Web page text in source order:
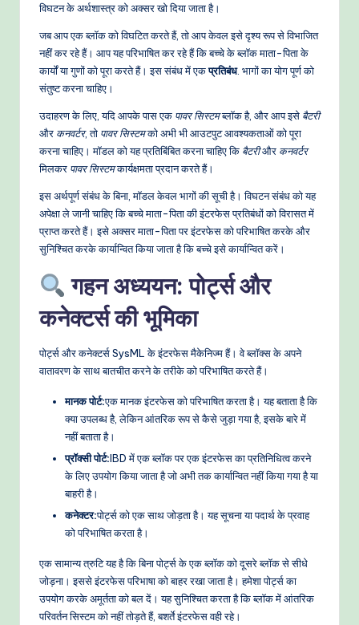
विघटन के अर्थशास्त्र को अक्सर खो दिया जाता है।
जब आप एक ब्लॉक को विघटित करते हैं, तो आप केवल इसे दृश्य रूप से विभाजित
नहीं कर रहे हैं। आप यह परिभाषित कर रहे हैं कि बच्चे के ब्लॉक माता-पिता के
कार्यों या गुणों को पूरा करते हैं। इस संबंध में एकप्रतिबंध. भागों का योग पूर्ण को
संतुष्ट करना चाहिए।
उदाहरण के लिए, यदि आपके पास एक पावर सिस्टमब्लॉक है, और आप इसे बैटरी
और कनवर्टर, तो पावर सिस्टमको अभी भी आउटपुट आवश्यकताओं को पूरा
करना चाहिए। मॉडल को यह प्रतिबिंबित करना चाहिए कि बैटरीऔर कनवर्टर
मिलकर पावर सिस्टमकार्यक्षमता प्रदान करते हैं।
इस अर्थपूर्ण संबंध के बिना, मॉडल केवल भागों की सूची है। विघटन संबंध को यह
अपेक्षा ले जानी चाहिए कि बच्चे माता-पिता की इंटरफेस प्रतिबंधों को विरासत में
प्राप्त करते हैं। इसे अक्सर माता-पिता पर इंटरफेस को परिभाषित करके और
सुनिश्चित करके कार्यान्वित किया जाता है कि बच्चे इसे कार्यान्वित करें।
गहन अध्ययन: पोर्ट्स और
कनेक्टर्स की भूमिका
पोर्ट्स और कनेक्टर्स SysML के इंटरफेस मैकेनिज्म हैं। वे ब्लॉक्स के अपने
वातावरण के साथ बातचीत करने के तरीके को परिभाषित करते हैं।
मानक पोर्ट:एक मानक इंटरफेस को परिभाषित करता है। यह बताता है कि
क्या उपलब्ध है, लेकिन आंतरिक रूप से कैसे जुड़ा गया है, इसके बारे में
नहीं बताता है।
प्रॉक्सी पोर्ट:IBD में एक ब्लॉक पर एक इंटरफेस का प्रतिनिधित्व करने
के लिए उपयोग किया जाता है जो अभी तक कार्यान्वित नहीं किया गया है या
बाहरी है।
कनेक्टर:पोर्ट्स को एक साथ जोड़ता है। यह सूचना या पदार्थ के प्रवाह
को परिभाषित करता है।
एक सामान्य त्रुटि यह है कि बिना पोर्ट्स के एक ब्लॉक को दूसरे ब्लॉक से सीधे
जोड़ना। इससे इंटरफेस परिभाषा को बाहर रखा जाता है। हमेशा पोर्ट्स का
उपयोग करके अमूर्तता को बल दें। यह सुनिश्चित करता है कि ब्लॉक में आंतरिक
परिवर्तन सिस्टम को नहीं तोड़ते हैं, बशर्ते इंटरफेस वही रहे।